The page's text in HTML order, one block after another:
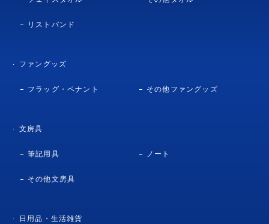
リストバンド
ファングッズ
フラッグ・ペナント その他ファングッズ
文房具
筆記用具 ノート
その他文房具
日用品・生活雑貨